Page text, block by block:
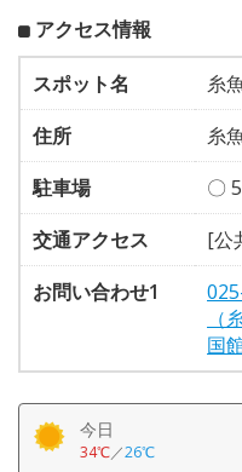
アクセス情報
スポット名
糸
住所
糸
駐車場
〇
交通アクセス
[公
お問い合わせ1
国
今日
34℃／26℃